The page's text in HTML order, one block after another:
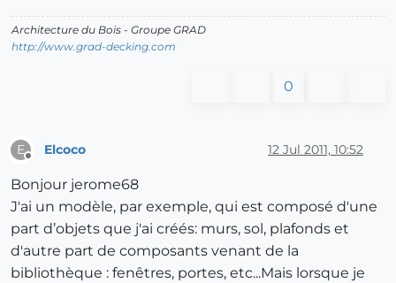
Architecture du Bois - Groupe GRAD
http://www.grad-decking.com
0
E Elcoco 12 Jul 2011, 10:52
Bonjour jerome68
J'ai un modèle, par exemple, qui est composé d'une
part d’objets que j'ai créés: murs, sol, plafonds et
d'autre part de composants venant de la
bibliothèque : fenêtres, portes, etc...Mais lorsque je